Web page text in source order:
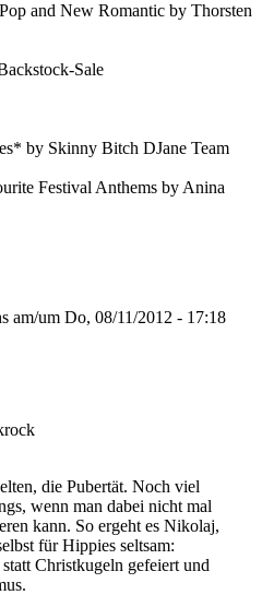
and New Romantic by Thorsten
Sale
by Skinny Bitch DJane Team
Festival Anthems by Anina
am/um Do, 08/11/2012 - 17:18
die Pubertät. Noch viel
wenn man dabei nicht mal
kann. So ergeht es Nikolaj,
für Hippies seltsam:
Christkugeln gefeiert und